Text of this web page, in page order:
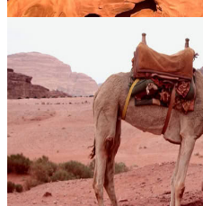
Villaggio di Wadi Rum,
Trekking sui cammelli nel
Lasciati avvolgere dalla bellezza
di 3 notti e 4 giorni, pensato per
Rum in modo autentico e
359,00 €